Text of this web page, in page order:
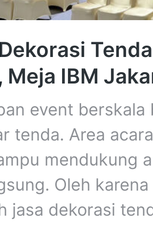
Meja IBM
event
tenda. Area
mendukung
Oleh
jasa dekorasi